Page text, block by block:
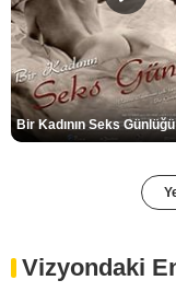
Vizyondaki